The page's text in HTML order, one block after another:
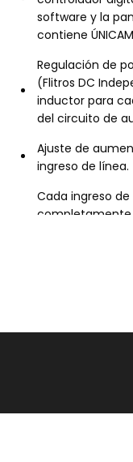
software y la
contiene
Regulación de
(Flitros DC
inductor para
del circuito de
Ajuste de
ingreso de línea.
Cada ingreso
completamente